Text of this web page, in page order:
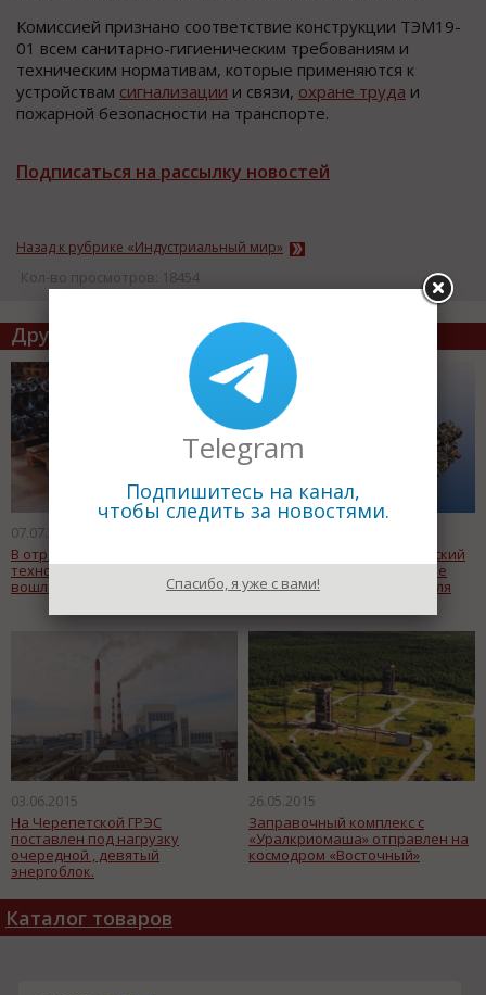
Комиссией признано соответствие конструкции ТЭМ19-
01 всем санитарно-гигиеническим требованиям и
техническим нормативам, которые применяются к
устройствам сигнализации и связи, охране труда и
пожарной безопасности на транспорте.
Подписаться на рассылку новостей
Назад к рубрике «Индустриальный мир»
Кол-во просмотров: 18454
Другие статьи по теме
07.07.2015
В отраслевой комплекс «Новые
технологии арматуростроения»
вошли еще три предприятия
На предприятии "Коломенский
завод" проходят стендовые
испытания нового двигателя
03.06.2015
На Черепетской ГРЭС
поставлен под нагрузку
очередной , девятый
энергоблок.
26.05.2015
Заправочный комплекс с
«Уралкриомаша» отправлен на
космодром «Восточный»
Каталог товаров
Telegram
Подпишитесь на канал,
чтобы следить за новостями.
Спасибо, я уже с вами!